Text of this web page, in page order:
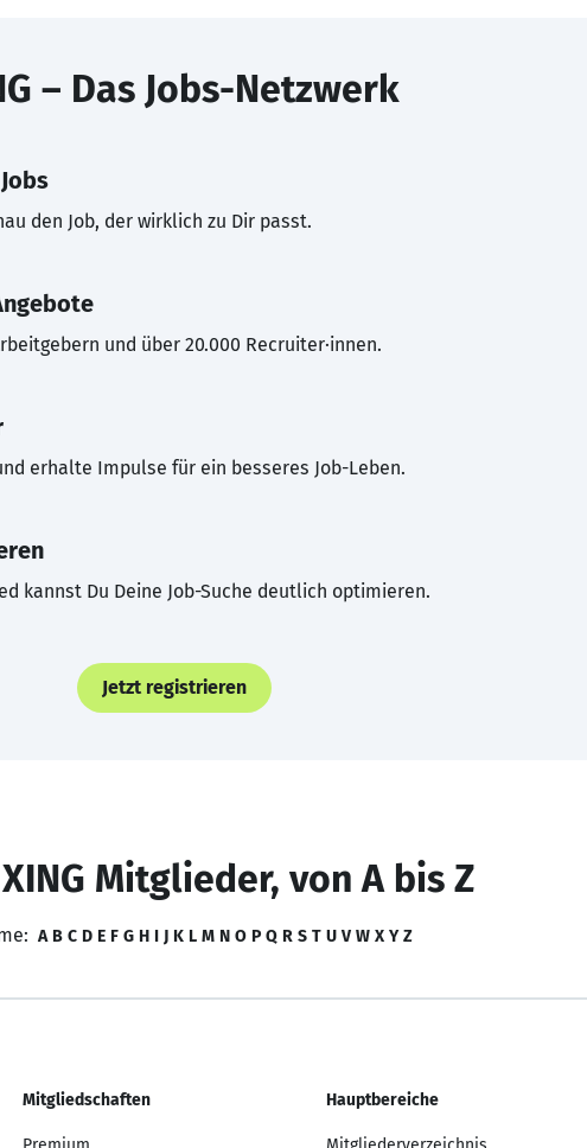
– Das Jobs-Netzwerk
den Job, der wirklich zu Dir passt.
und über 20.000 Recruiter·innen.
erhalte Impulse für ein besseres Job-Leben.
kannst Du Deine Job-Suche deutlich optimieren.
Jetzt registrieren
Mitglieder, von A bis Z
A B C D E F G H I J K L M N O P Q R S T U V W X Y Z
Mitgliedschaften Hauptbereiche